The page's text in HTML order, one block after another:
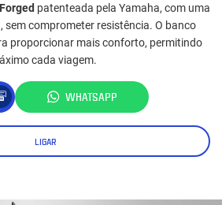
patenteada pela Yamaha, com uma
sem comprometer resistência. O banco
proporcionar mais conforto, permitindo
cada viagem.
WHATSAPP
LIGAR